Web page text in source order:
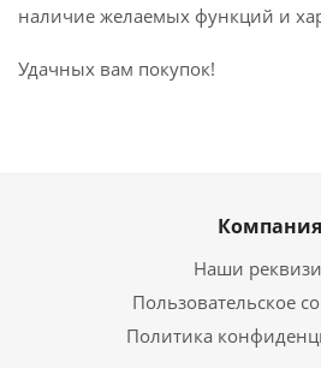
наличие желаемых функций и
Удачных вам покупок!
Компания
Наши
Пользовательское
Политика